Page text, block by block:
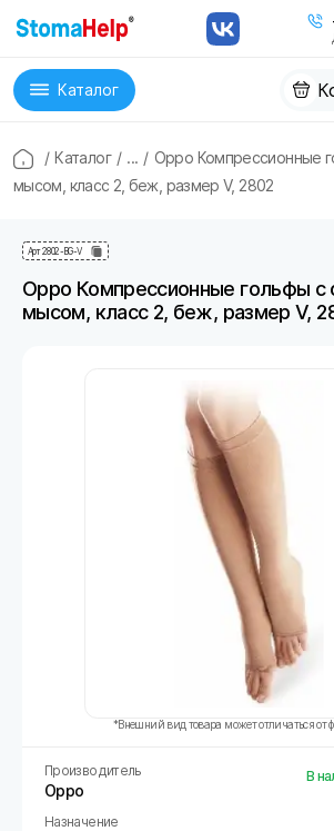
Каталог
/ Каталог / ... / Oppo Компрессионные
мысом, класс 2, беж, размер V, 2802
Арт2802-BG-V
Oppo Компрессионные гольфы с
мысом, класс 2, беж, размер V,
*Внешний вид товара может отличаться от
Производитель
Oppo
Назначение
В